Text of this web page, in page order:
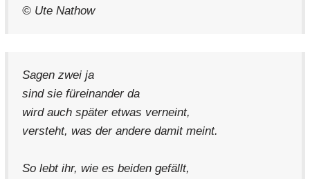
© Ute Nathow
Sagen zwei ja
sind sie füreinander da
wird auch später etwas verneint,
versteht, was der andere damit meint.
So lebt ihr, wie es beiden gefällt,